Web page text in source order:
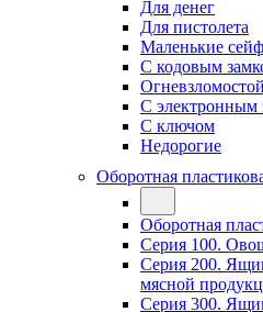
Для денег
Для пистолета
Маленькие
С кодовым
С электронным
С ключом
Недорогие
Оборотная
Оборотная
Серия 100.
Серия 200.
мясной
Серия 300.